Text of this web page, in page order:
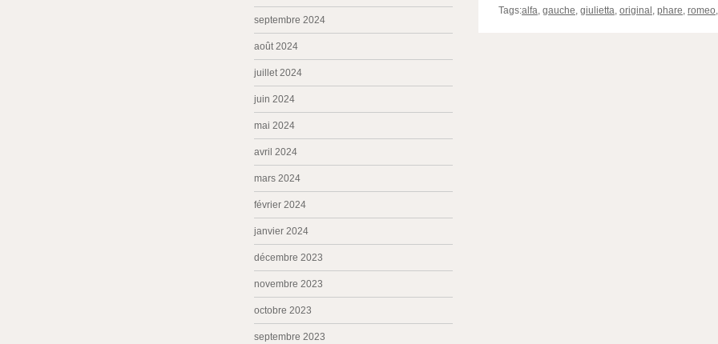
Tags:alfa, gauche, giulietta, original , phare, romeo,
septembre 2024
août 2024
juillet 2024
juin 2024
mai 2024
avril 2024
mars 2024
février 2024
janvier 2024
décembre 2023
novembre 2023
octobre 2023
septembre 2023